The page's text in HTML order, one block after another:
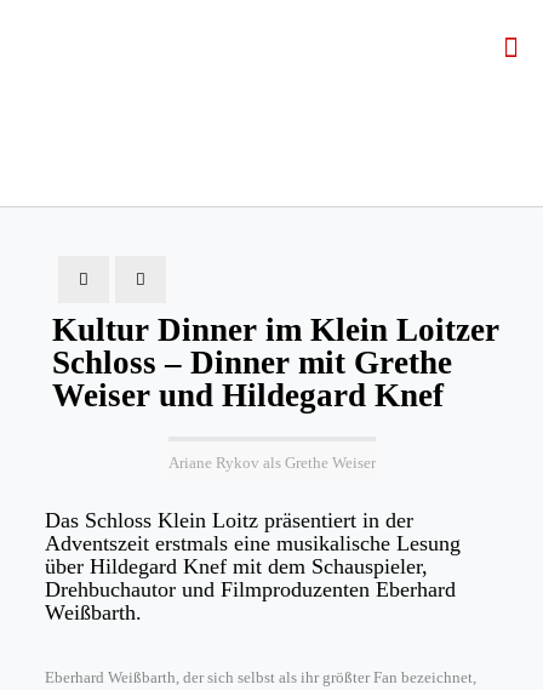
Kultur Dinner im Klein Loitzer
Schloss – Dinner mit Grethe
Weiser und Hildegard Knef
Ariane Rykov als Grethe Weiser
Das Schloss Klein Loitz präsentiert in der
Adventszeit erstmals eine musikalische Lesung
über Hildegard Knef mit dem Schauspieler,
Drehbuchautor und Filmproduzenten Eberhard
Weißbarth.
Eberhard Weißbarth, der sich selbst als ihr größter Fan bezeichnet,